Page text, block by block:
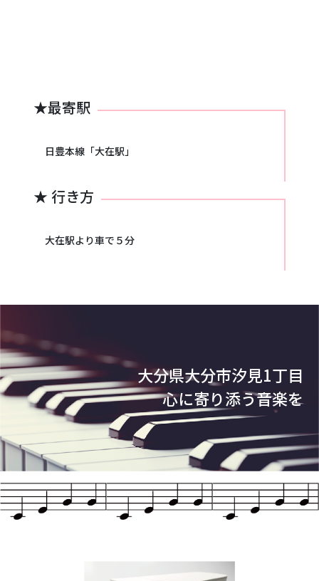
日豊本線「大在駅」
★最寄駅
大在駅より車で５分
★ 行き方
大分県大分市汐見1丁目
心に寄り添う音楽を